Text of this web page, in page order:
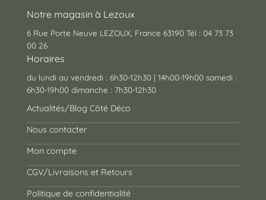
Notre magasin à Lezoux
6 Rue Porte Neuve LEZOUX, France 63190 Tél : 04 73 73
00 26
Horaires
du lundi au vendredi : 6h30-12h30 | 14h00-19h00 samedi :
6h30-19h00 dimanche : 7h30-12h30
Actualités/Blog Côté Déco
Nous contacter
Mon compte
CGV/Livraisons et Retours
Politique de confidentialité